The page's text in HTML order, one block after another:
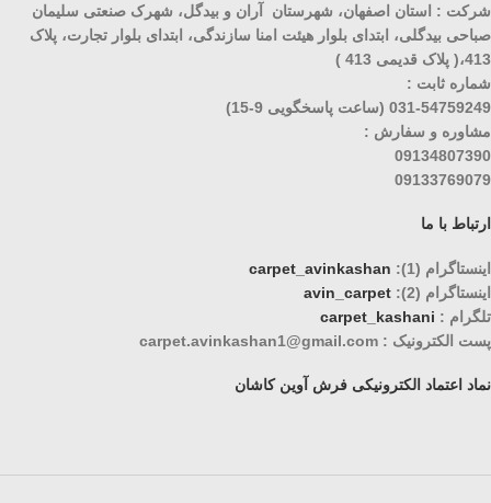
شرکت : استان اصفهان، شهرستان آران و بیدگل، شهرک صنعتی سلیمان
صباحی بیدگلی، ابتدای بلوار هیئت امنا سازندگی، ابتدای بلوار تجارت، پلاک
413،( پلاک قدیمی 413 )
شماره ثابت :
031-54759249 (ساعت پاسخگویی 9-15)
مشاوره و سفارش :
09134807390
09133769079
ارتباط با ما
اینستاگرام (1):
carpet_avinkashan
اینستاگرام (2):
avin_carpet
تلگرام : carpet_kashani
پست الکترونیک : carpet.avinkashan1@gmail.com
نماد اعتماد الکترونیکی فرش آوین کاشان